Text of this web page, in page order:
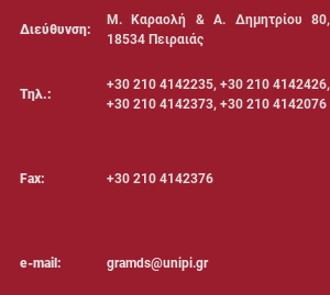
Διεύθυνση:
Μ. Καραολή & Α. Δημητρίου 80,
18534 Πειραιάς
Τηλ.:
+30 210 4142235, +30 210 4142426,
+30 210 4142373, +30 210 4142076
Fax: +30 210 4142376
e-mail: gramds@unipi.gr